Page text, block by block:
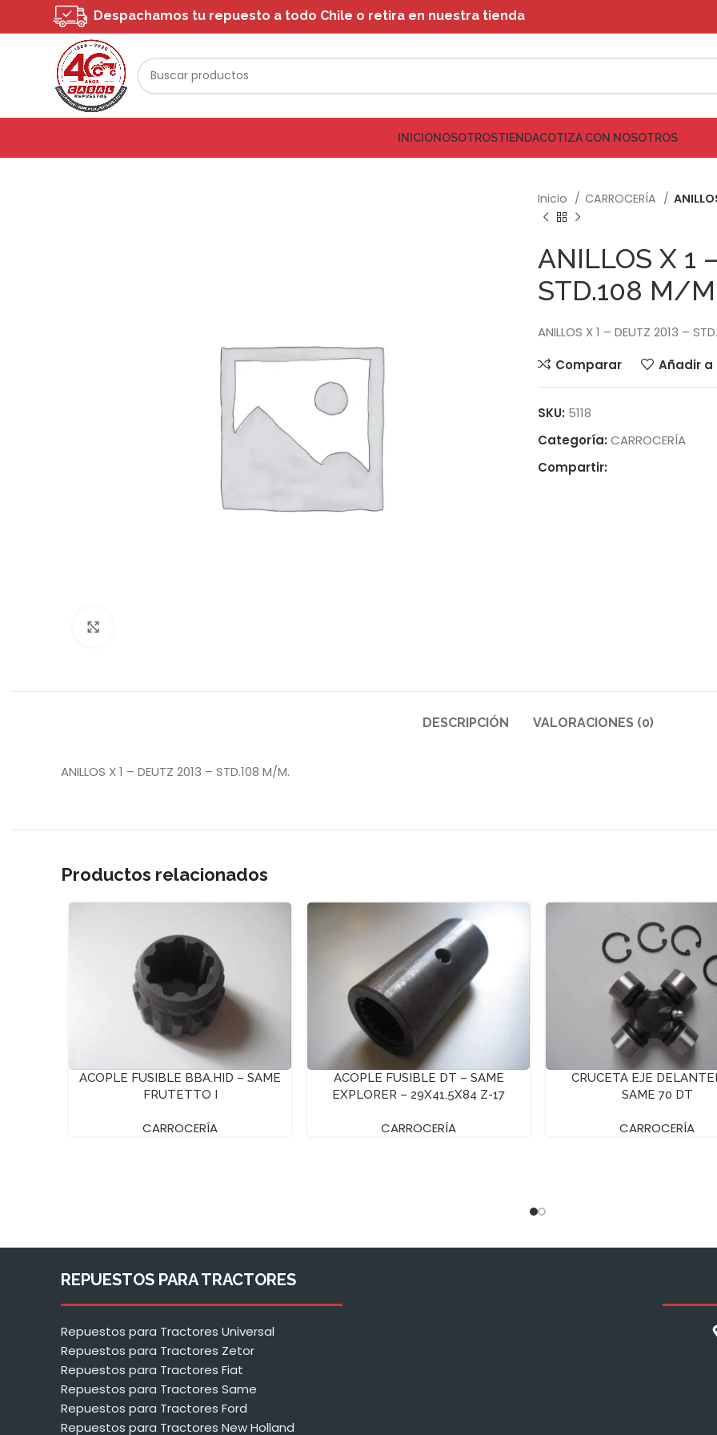
Despachamos tu repuesto a todo Chile o retira en nuestra tienda
INICIONOSOTROSTIENDACOTIZA CON NOSOTROS
Inicio CARROCERÍA
ANILLOS X 1
STD.108 M/
ANILLOS X 1 – DEUTZ 2013 –
Comparar
Añadir
SKU: 5118
Categoría: CARROCERÍA
Compartir:
DESCRIPCIÓN VALORACIONES (0)
ANILLOS X 1 – DEUTZ 2013 – STD.108 M/M.
Productos relacionados
ACOPLE FUSIBLE BBA.HID – SAME
FRUTETTO I
CARROCERÍA
ACOPLE FUSIBLE DT – SAME
EXPLORER – 29X41.5X84 Z-17
CARROCERÍA
CRUCETA EJE
SAME 70 DT
CARROCERÍA
REPUESTOS PARA TRACTORES
Repuestos para Tractores Universal
Repuestos para Tractores Zetor
Repuestos para Tractores Fiat
Repuestos para Tractores Same
Repuestos para Tractores Ford
Repuestos para Tractores New Holland